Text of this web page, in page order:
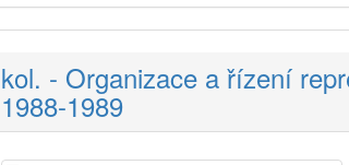
kol. - Organizace a řízení
1988-1989